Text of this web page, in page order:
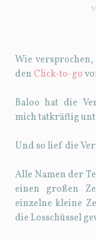
Wie
den Click-to-go
Baloo hat die
mich tatkräftig
Und so lief die
Alle Namen der
einen großen
einzelne kleine
die Losschüssel